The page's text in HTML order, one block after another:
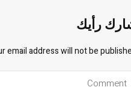
رأيك
email address will not be